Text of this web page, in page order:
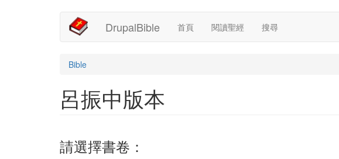
DrupalBible
Main
navigation
首頁 閱讀聖經 搜尋
User
account
menu
Bible
呂振中版本
請選擇書卷：